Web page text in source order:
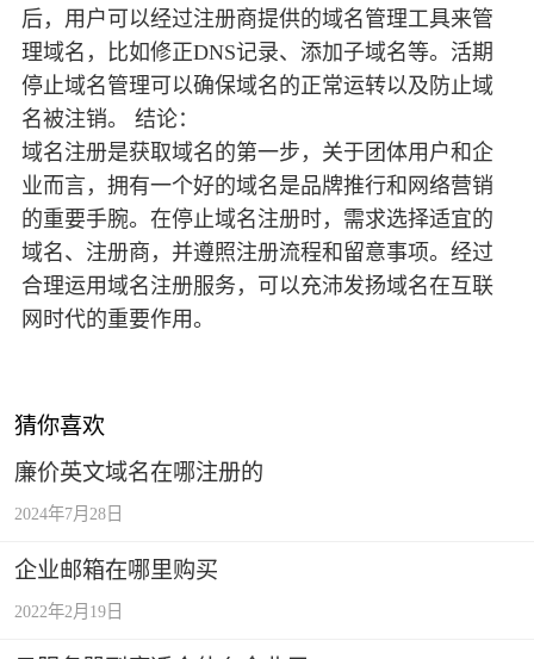
后，用户可以经过注册商提供的域名管理工具来管
理域名，比如修正DNS记录、添加子域名等。活期
停止域名管理可以确保域名的正常运转以及防止域
名被注销。 结论：
域名注册是获取域名的第一步，关于团体用户和企
业而言，拥有一个好的域名是品牌推行和网络营销
的重要手腕。在停止域名注册时，需求选择适宜的
域名、注册商，并遵照注册流程和留意事项。经过
合理运用域名注册服务，可以充沛发扬域名在互联
网时代的重要作用。
猜你喜欢
廉价英文域名在哪注册的
2024年7月28日
企业邮箱在哪里购买
2022年2月19日